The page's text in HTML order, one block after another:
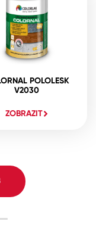
POLOLESK
V2030
ZOBRAZIT